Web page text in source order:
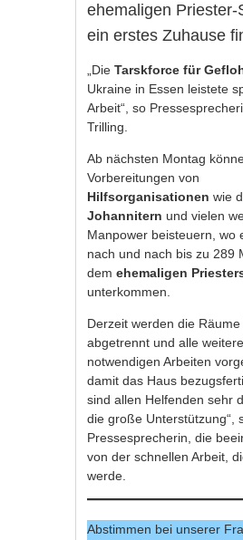
ehemaligen Priester-
ein erstes Zuhause
„DieTarskforce für
Ukraine in Essen leistete
Arbeit“, so
Trilling.
Ab nächsten Montag
Vorbereitungen von
Hilfsorganisationenwie
Johannitern und vielen
Manpower beisteuern, wo
nach und nach bis zu 289
demehemaligen
unterkommen.
Derzeit werden die Räume
abgetrennt und alle
notwendigen Arbeiten
damit das Haus
sind allen Helfenden sehr
die große Unterstützung“,
Pressesprecherin, die
von der schnellen Arbeit,
werde.
Abstimmen bei unserer